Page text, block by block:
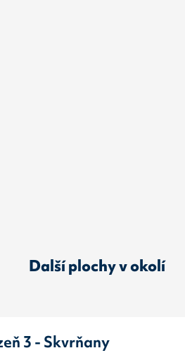
Další plochy v okolí
3 - Skvrňany